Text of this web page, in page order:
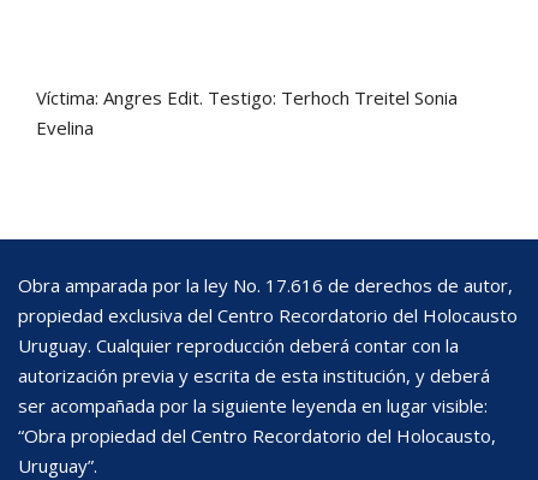
Víctima: Angres Edit. Testigo: Terhoch Treitel Sonia
Evelina
Obra amparada por la ley No. 17.616 de derechos de autor,
propiedad exclusiva del Centro Recordatorio del Holocausto
Uruguay. Cualquier reproducción deberá contar con la
autorización previa y escrita de esta institución, y deberá
ser acompañada por la siguiente leyenda en lugar visible:
“Obra propiedad del Centro Recordatorio del Holocausto,
Uruguay”.